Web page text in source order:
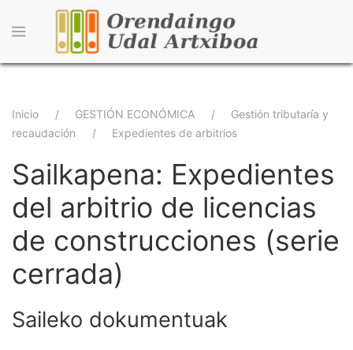
contenido
principal
Sobrescribir
enlaces
de
ayuda
a
la
navegación
Inicio GESTIÓN ECONÓMICA
Gestión tributaría y
recaudación
Expedientes de arbitrios
Sailkapena: Expedientes
del arbitrio de licencias
de construcciones (serie
cerrada)
Saileko dokumentuak